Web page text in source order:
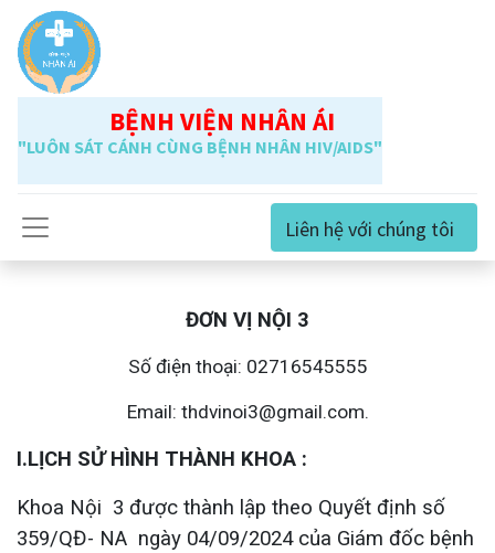
BỆNH VIỆN NHÂN ÁI
"LUÔN SÁT CÁNH CÙNG BỆNH NHÂN HIV/AIDS"
Liên hệ với chúng tôi
ĐƠN VỊ NỘI 3
Số điện thoại: 02716545555
Email: thdvinoi3@gmail.com.
I.LỊCH SỬ HÌNH THÀNH KHOA :
Khoa Nội 3 được thành lập theo Quyết định số
359/QĐ- NA ngày 04/09/2024 của Giám đốc bệnh